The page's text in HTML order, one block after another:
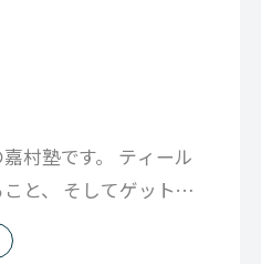
村塾です。 ティール
と、 そしてゲットイ
方のヒントを